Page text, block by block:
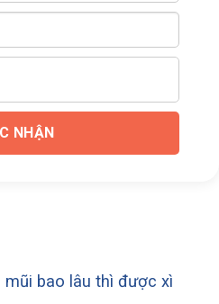
NHẬN
mũi bao lâu thì được xì